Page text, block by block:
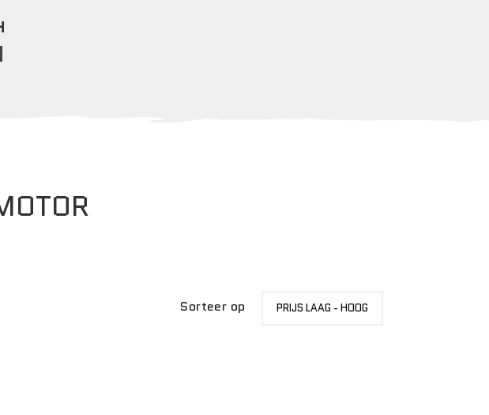
Sorteer op PRIJS LAAG - HOOG